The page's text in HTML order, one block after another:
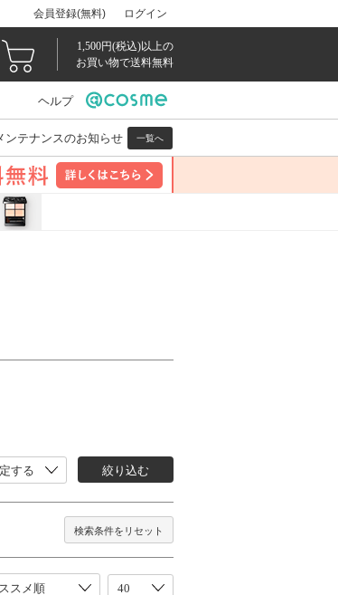
会員登録(無料) ログイン
1,500円(税込)以上の
お買い物で送料無料
ヘルプ
ンテナンスのお知らせ 一覧へ
する
絞り込む
検索条件をリセット